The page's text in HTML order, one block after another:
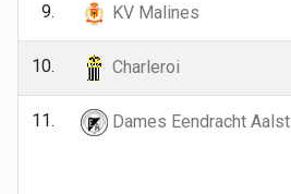
9. KV Malines
10. Charleroi
11. Dames Eendracht Aalst